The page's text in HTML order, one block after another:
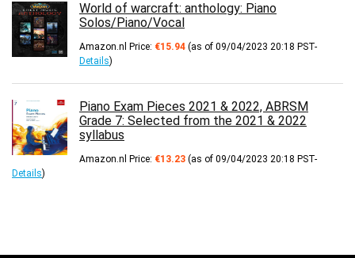
World of warcraft: anthology: Piano
Solos/Piano/Vocal
Amazon.nl Price: €15.94 (as of 09/04/2023 20:18 PST-
Details)
Piano Exam Pieces 2021 & 2022, ABRSM
Grade 7: Selected from the 2021 & 2022
syllabus
Amazon.nl Price: €13.23 (as of 09/04/2023 20:18 PST-
Details)